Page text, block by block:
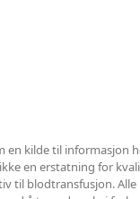
kilde til informasjon
en erstatning for
til blodtransfusjon.